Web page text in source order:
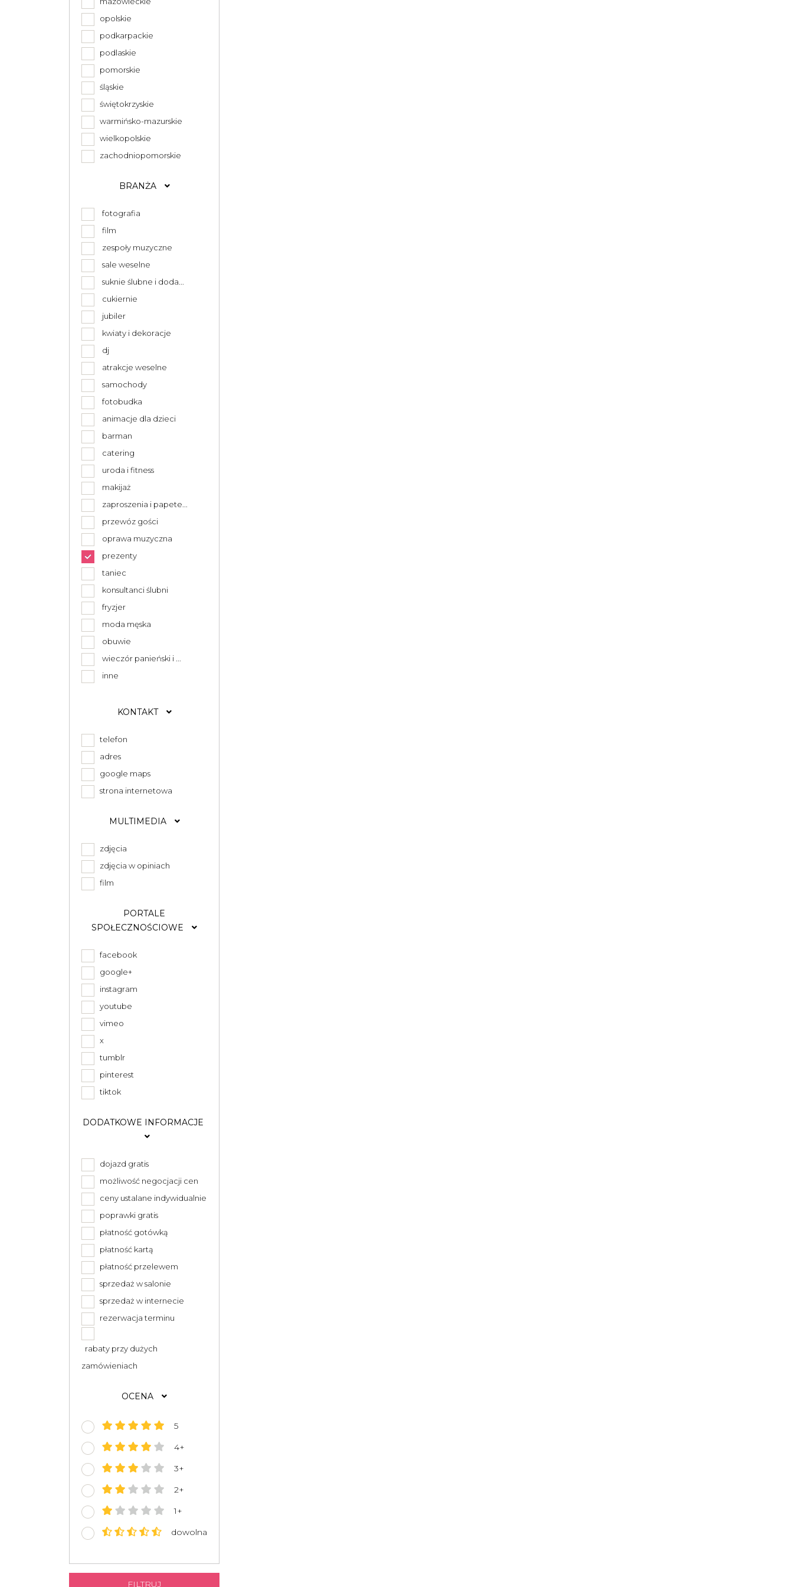
opolskie
podkarpackie
podlaskie
pomorskie
śląskie
świętokrzyskie
warmińsko-mazurskie
wielkopolskie
zachodniopomorskie
BRANŻA
fotografia
film
zespoły muzyczne
sale weselne
suknie ślubne i doda...
cukiernie
jubiler
kwiaty i dekoracje
dj
atrakcje weselne
samochody
fotobudka
animacje dla dzieci
barman
catering
uroda i fitness
makijaż
zaproszenia i papete...
przewóz gości
oprawa muzyczna
prezenty
taniec
konsultanci ślubni
fryzjer
moda męska
obuwie
wieczór panieński i ...
inne
KONTAKT
telefon
adres
google maps
strona internetowa
MULTIMEDIA
zdjęcia
zdjęcia w opiniach
film
PORTALE
SPOŁECZNOŚCIOWE
facebook
google+
instagram
youtube
vimeo
x
tumblr
pinterest
tiktok
DODATKOWE INFORMACJE
dojazd gratis
możliwość negocjacji cen
ceny ustalane indywidualnie
poprawki gratis
płatność gotówką
płatność kartą
płatność przelewem
sprzedaż w salonie
sprzedaż w internecie
rezerwacja terminu
rabaty przy dużych
zamówieniach
OCENA
5
4+
3+
2+
1+
dowolna
FILTRUJ